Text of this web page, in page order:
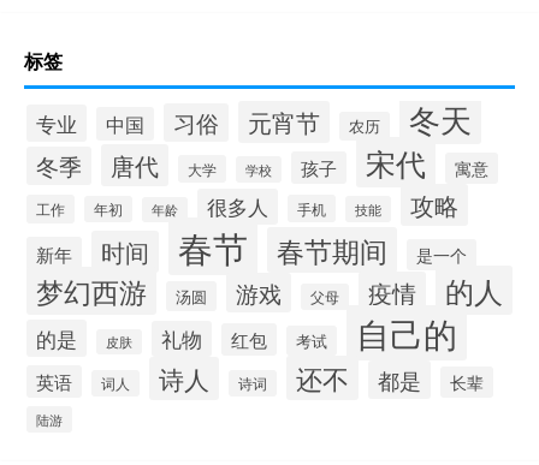
标签
专业 中国 习俗 元宵节 农历 冬天
冬季 唐代 大学 学校 孩子 宋代 寓意
工作 年初 年龄 很多人 手机 技能 攻略
新年 时间 春节 春节期间 是一个
梦幻西游 汤圆 游戏 父母 疫情 的人
的是 皮肤 礼物 红包 考试 自己的
英语 词人 诗人 诗词 还不 都是 长辈
陆游